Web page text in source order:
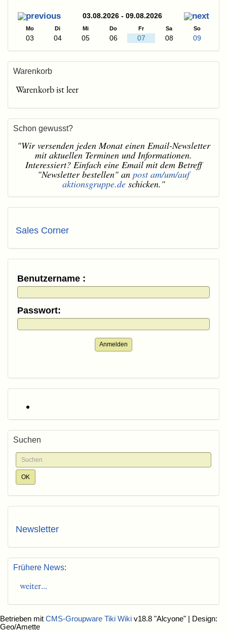
03.08.2026 - 09.08.2026
Mo Di Mi Do Fr Sa So
03 04 05 06 07 08 09
Warenkorb
Warenkorb ist leer
Schon gewusst?
"Wir versenden jeden Monat einen Email-Newsletter
mit aktuellen Terminen und Informationen.
Interessiert? Einfach eine Email mit dem Betreff
"Newsletter bestellen" an post am/um/auf
aktionsgruppe.deschicken."
Sales Corner
Benutzername :
Passwort:
Anmelden
Suchen
Newsletter
Frühere News:
weiter...
Betrieben mit CMS-Groupware Tiki Wiki v18.8 "Alcyone" | Design:
Geo/Amette